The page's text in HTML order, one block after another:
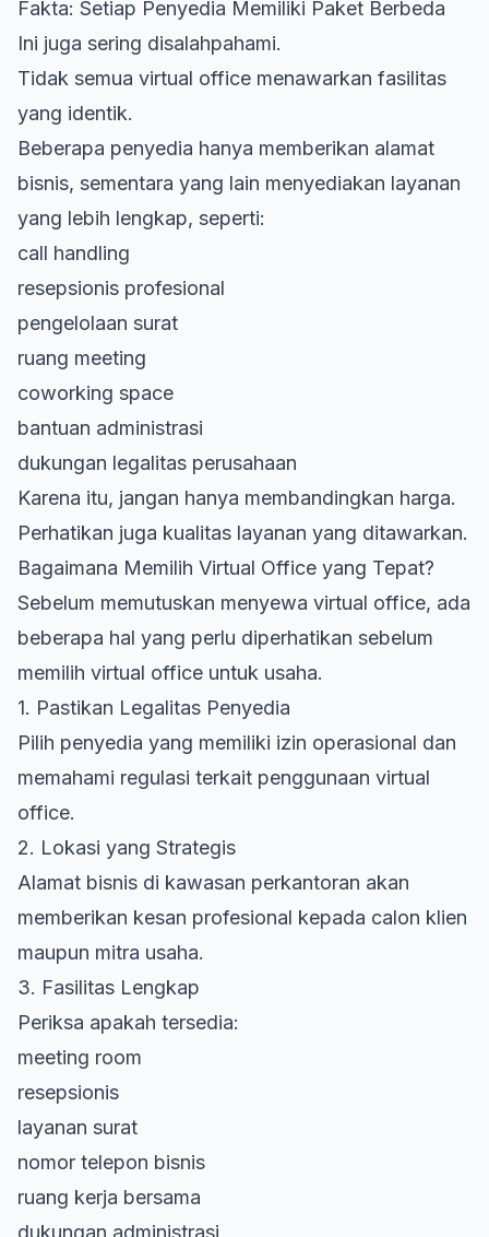
Fakta: Setiap Penyedia Memiliki Paket Berbeda
Ini juga sering disalahpahami.
Tidak semua virtual office menawarkan fasilitas
yang identik.
Beberapa penyedia hanya memberikan alamat
bisnis, sementara yang lain menyediakan layanan
yang lebih lengkap, seperti:
call handling
resepsionis profesional
pengelolaan surat
ruang meeting
coworking space
bantuan administrasi
dukungan legalitas perusahaan
Karena itu, jangan hanya membandingkan harga.
Perhatikan juga kualitas layanan yang ditawarkan.
Bagaimana Memilih Virtual Office yang Tepat?
Sebelum memutuskan menyewa virtual office, ada
beberapa hal yang perlu diperhatikan sebelum
memilih virtual office untuk usaha.
1. Pastikan Legalitas Penyedia
Pilih penyedia yang memiliki izin operasional dan
memahami regulasi terkait penggunaan virtual
office.
2. Lokasi yang Strategis
Alamat bisnis di kawasan perkantoran akan
memberikan kesan profesional kepada calon klien
maupun mitra usaha.
3. Fasilitas Lengkap
Periksa apakah tersedia:
meeting room
resepsionis
layanan surat
nomor telepon bisnis
ruang kerja bersama
dukungan administrasi